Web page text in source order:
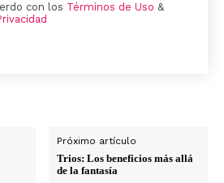
con los Términos de Uso &
Próximo artículo
Trios: Los beneficios más allá
de la fantasía